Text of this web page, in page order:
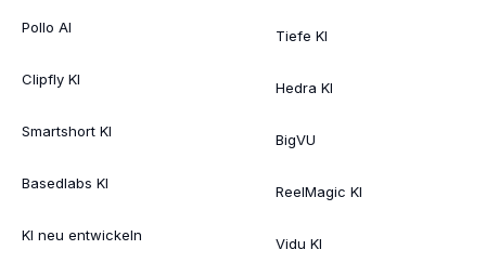
Pollo AI
Clipfly KI
Smartshort KI
Basedlabs KI
KI neu entwickeln
Tiefe KI
Hedra KI
BigVU
ReelMagic KI
Vidu KI